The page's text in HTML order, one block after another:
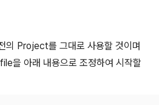
의 Project를 그대로 사용할 것이며
을 아래 내용으로 조정하여 시작할